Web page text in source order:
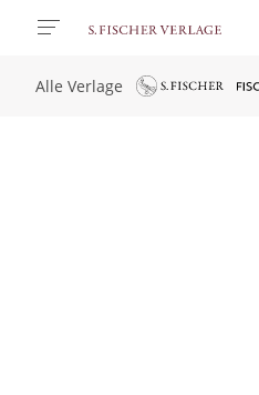
Alle Verlage